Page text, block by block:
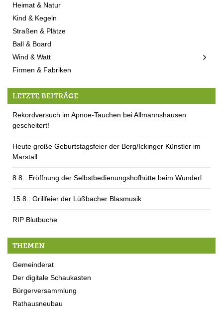
Heimat & Natur
Kind & Kegeln
Straßen & Plätze
Ball & Board
Wind & Watt
Firmen & Fabriken
LETZTE BEITRÄGE
Rekordversuch im Apnoe-Tauchen bei Allmannshausen
gescheitert!
Heute große Geburtstagsfeier der Berg/Ickinger Künstler im
Marstall
8.8.: Eröffnung der Selbstbedienungshofhütte beim Wunderl
15.8.: Grillfeier der Lüßbacher Blasmusik
RIP Blutbuche
THEMEN
Gemeinderat
Der digitale Schaukasten
Bürgerversammlung
Rathausneubau